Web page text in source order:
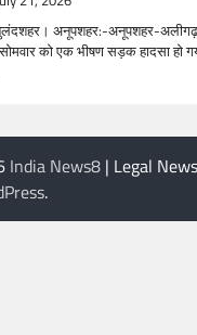
अनूपशहर:-अनूपशहर-अलीगढ़
को एक भीषण सड़क हादसा हो
India News8 | Legal
.